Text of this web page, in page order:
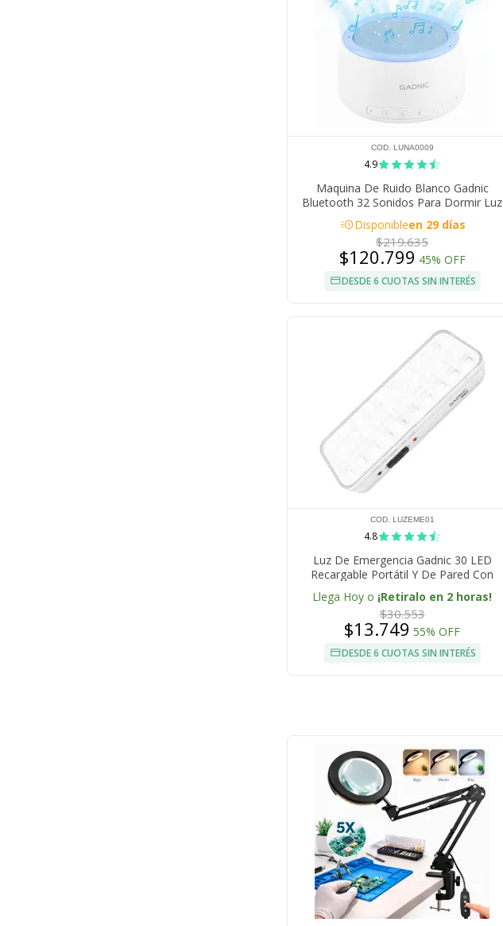
COD. LUNA0009
4.9
Maquina De Ruido Blanco Gadnic
Bluetooth 32 Sonidos Para Dormir Luz
LED 8 Colores
acuteDisponibleen 29 días
$219.635
$120.799 45% OFF
DESDE 6 CUOTAS SIN INTERÉS
COD. LUZEME01
4.8
Luz De Emergencia Gadnic 30 LED
Recargable Portátil Y De Pared Con
Batería Integrada
Llega Hoy o ¡Retiralo en 2 horas!
$30.553
$13.749 55% OFF
DESDE 6 CUOTAS SIN INTERÉS